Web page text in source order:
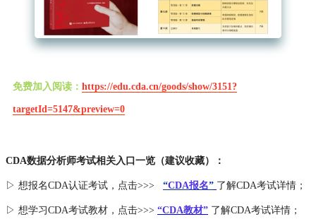
免费加入阅读： https://edu.cda.cn/goods/show/3151?
targetId=5147&preview=0
CDA数据分析师考试相关入口一览（建议收藏）：
▷ 想报名CDA认证考试，点击>>> “CDA报名” 了解CDA考试详情；
▷ 想学习CDA考试教材，点击>>> “CDA教材” 了解CDA考试详情；